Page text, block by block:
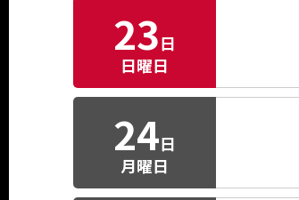
23日
日曜日
24日
月曜日